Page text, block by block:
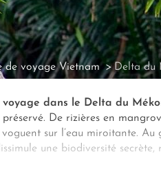
de voyage Vietnam Delta du
voyage dans le Delta du
De rizières en
sur l’eau miroitante.
une biodiversité
la lueur pâle du jour, les